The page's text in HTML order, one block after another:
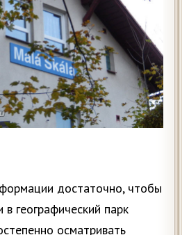
достаточно, чтобы
в географический парк
осматривать